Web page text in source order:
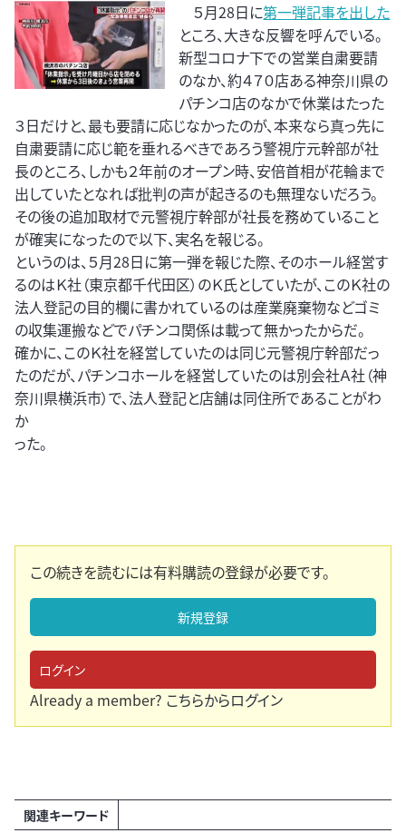
５月28日に第一弾記事を出した
ところ、大きな反響を呼んでいる。
新型コロナ下での営業自粛要請
のなか、約４７０店ある神奈川県の
パチンコ店のなかで休業はたった
３日だけと、最も要請に応じなかったのが、本来なら真っ先に
自粛要請に応じ範を垂れるべきであろう警視庁元幹部が社
長のところ、しかも２年前のオープン時、安倍首相が花輪まで
出していたとなれば批判の声が起きるのも無理ないだろう。
その後の追加取材で元警視庁幹部が社長を務めていること
が確実になったので以下、実名を報じる。
というのは、５月28日に第一弾を報じた際、そのホール経営す
るのはＫ社（東京都千代田区）のＫ氏としていたが、このＫ社の
法人登記の目的欄に書かれているのは産業廃棄物などゴミ
の収集運搬などでパチンコ関係は載って無かったからだ。
確かに、このＫ社を経営していたのは同じ元警視庁幹部だっ
たのだが、パチンコホールを経営していたのは別会社Ａ社（神
奈川県横浜市）で、法人登記と店舗は同住所であることがわ
か
った。
この続きを読むには有料購読の登録が必要です。
新規登録
ログイン
Already a member? こちらからログイン
関連キーワード